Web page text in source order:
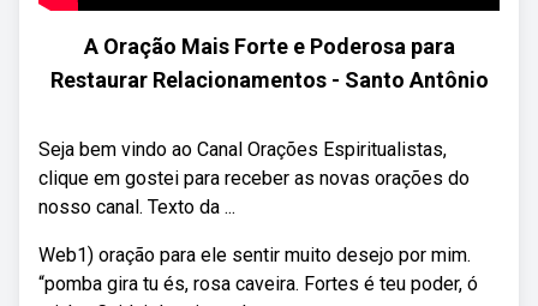
A Oração Mais Forte e Poderosa para
Restaurar Relacionamentos - Santo Antônio
Seja bem vindo ao Canal Orações Espiritualistas,
clique em gostei para receber as novas orações do
nosso canal. Texto da ...
Web1) oração para ele sentir muito desejo por mim.
“pomba gira tu és, rosa caveira. Fortes é teu poder, ó